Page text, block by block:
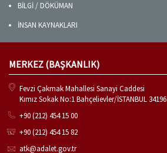
BİLGİ / DÖKÜMAN
İNSAN KAYNAKLARI
MERKEZ (BAŞKANLIK)
Fevzi Çakmak Mahallesi Sanayi Caddesi
Kımız Sokak No:1 Bahçelievler/İSTANBUL 34196
+90 (212) 454 15 00
+90 (212) 454 15 82
atk@adalet.gov.tr